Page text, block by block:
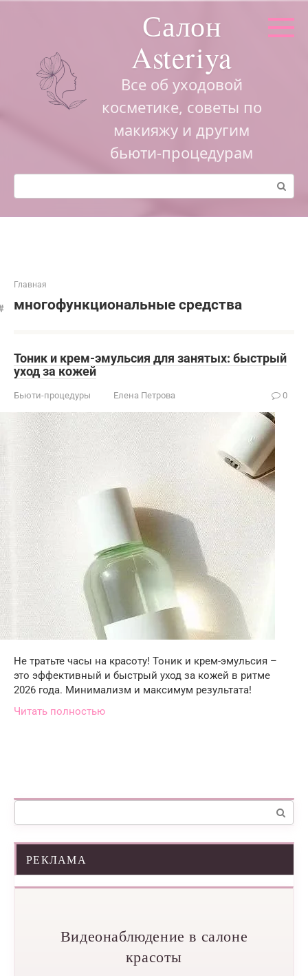
Салон
Asteriya
Все об уходовой
косметике, советы по
макияжу и другим
бьюти-процедурам
Поиск:
Главная
многофункциональные средства
Тоник и крем-эмульсия для занятых: быстрый
уход за кожей
Бьюти-процедуры Елена Петрова 0
Не тратьте часы на красоту! Тоник и крем-эмульсия –
это эффективный и быстрый уход за кожей в ритме
2026 года. Минимализм и максимум результата!
Читать полностью
Поиск:
РЕКЛАМА
Видеонаблюдение в салоне
красоты